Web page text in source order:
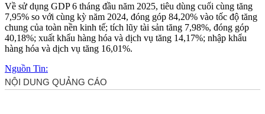
Về sử dụng GDP 6 tháng đầu năm 2025, tiêu dùng cuối cùng tăng
7,95% so với cùng kỳ năm 2024, đóng góp 84,20% vào tốc độ tăng
chung của toàn nền kinh tế; tích lũy tài sản tăng 7,98%, đóng góp
40,18%; xuất khẩu hàng hóa và dịch vụ tăng 14,17%; nhập khẩu
hàng hóa và dịch vụ tăng 16,01%.
Nguồn Tin: